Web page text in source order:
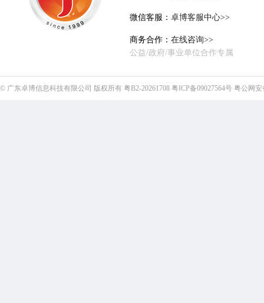
微信客服： 卓博客服中心>>
商务合作： 在线咨询>>
公益/政府/事业单位合作专属
© 广东卓博信息科技有限公司 版权所有 粤B2-20261708 粤ICP备09027564号 粤公网安